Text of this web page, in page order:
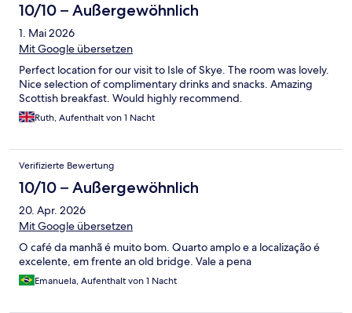
10/10 – Außergewöhnlich
1. Mai 2026
Mit Google übersetzen
Perfect location for our visit to Isle of Skye. The room was lovely.
Nice selection of complimentary drinks and snacks. Amazing
Scottish breakfast. Would highly recommend.
Ruth, Aufenthalt von 1 Nacht
Verifizierte Bewertung
10/10 – Außergewöhnlich
20. Apr. 2026
Mit Google übersetzen
O café da manhã é muito bom. Quarto amplo e a localização é
excelente, em frente an old bridge. Vale a pena
Emanuela, Aufenthalt von 1 Nacht